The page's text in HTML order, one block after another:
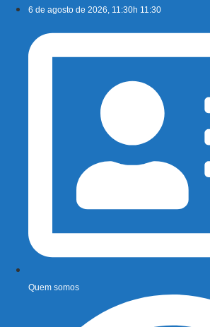
conteúdo
6 de agosto de 2026, 11:30h 11:30
Quem somos